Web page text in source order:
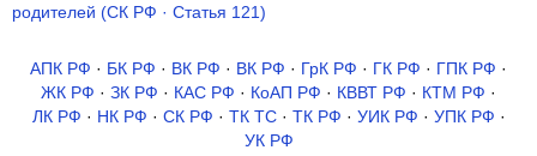
родителей (СК РФ · Статья 121)
АПК РФ · БК РФ · ВК РФ · ВК РФ · ГрК РФ · ГК РФ · ГПК РФ ·
ЖК РФ · ЗК РФ · КАС РФ · КоАП РФ · КВВТ РФ · КТМ РФ ·
ЛК РФ · НК РФ · СК РФ · ТК TC· ТК РФ · УИК РФ · УПК РФ ·
УК РФ